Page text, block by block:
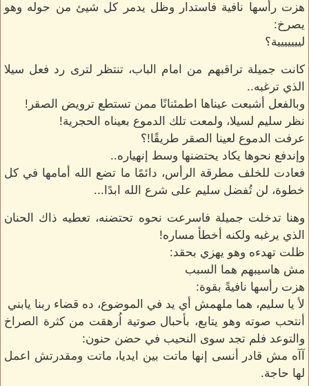
هزت رأسها نافية فاستدار وظل يدمر كل شيئ من حوله وهو
يصرخ:
لييييييية؟
كانت جميلة تراقبهم من امام الباب، تنتظر لترى رد فعل سيلا
الذي ترغبه..
وبالفعل أشبعت عيناها اطمئنانًا ممن تستطع ترويض الصقر!
نظر سليم لسيلا، ولمعت تلك الدموع بعيناه الحجرية!
عرفت الدموع لعينا الصقر طريقًا!؟
وإندفع نحوها يكاد يحتضنها وسط إنهياره..
فعادت للخلف مطرقة الرأس، دائمًا ما تضع الله أمامها في كل
خطوة، لن تُفضل سليم على شرع الله ابدًا...
وهنا تدخلت جميلة فاسرعت نحوه تحتضنه، تعطيه ذاك الحنان
الذي يرغبه ولكنه أخطأ مساره!
ظلت تهدءه وهو يهزي بحقد:
مش هاسيبهم هما السبب
هزت رأسها نافيةً بقوة:
لأ يا سليم، هما ملهمش أي يد في الموضوع، ده قضاء ربنا يابني
أنتحب صوته وهو يتابع، بأحبال صوتية اُرهقت من كثرة الصراخ
والتوعد فلم تجد سوى النحيب في حضن حنون:
آآه مش قادر أنسى إنها ماتت بين ايديا، ماتت ومقدرتش اعمل
لها حاجة.